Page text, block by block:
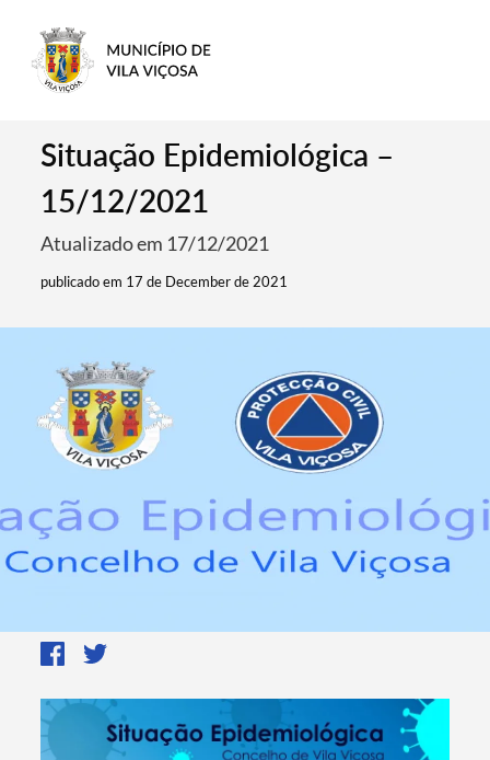
Situação Epidemiológica –
15/12/2021
Atualizado em 17/12/2021
publicado em 17 de December de 2021